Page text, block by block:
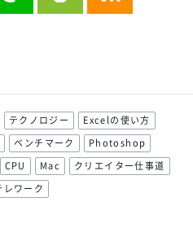
テクノロジー
Excelの使い方
ベンチマーク
Photoshop
CPU Mac
クリエイター仕事道
レワーク